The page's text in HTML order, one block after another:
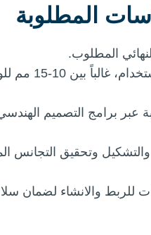
المطلوبة
المطلوب.
اختيار السماكة المناسبة بحسب
برامج التصميم الهندسي
وتحقيق التجانس
والانشاء لضمان